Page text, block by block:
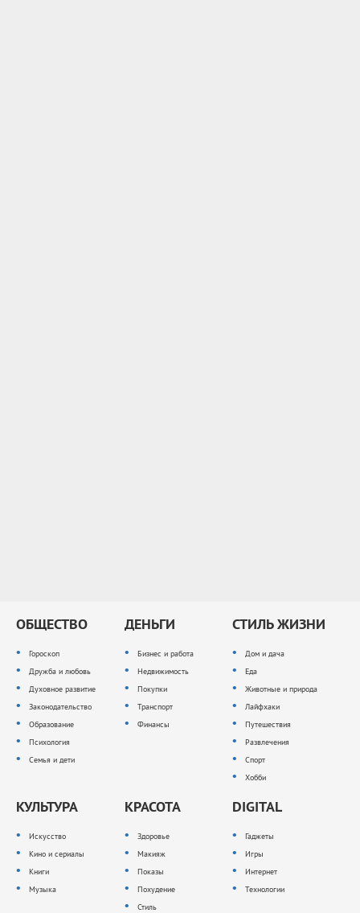
ОБЩЕСТВО
Гороскоп
Дружба и любовь
Духовное развитие
Законодательство
Образование
Психология
Семья и дети
ДЕНЬГИ
Бизнес и работа
Недвижимость
Покупки
Транспорт
Финансы
СТИЛЬ ЖИЗНИ
Дом и дача
Еда
Животные и природа
Лайфхаки
Путешествия
Развлечения
Спорт
Хобби
КУЛЬТУРА
Искусство
Кино и сериалы
Книги
Музыка
КРАСОТА
Здоровье
Макияж
Показы
Похудение
Стиль
DIGITAL
Гаджеты
Игры
Интернет
Технологии